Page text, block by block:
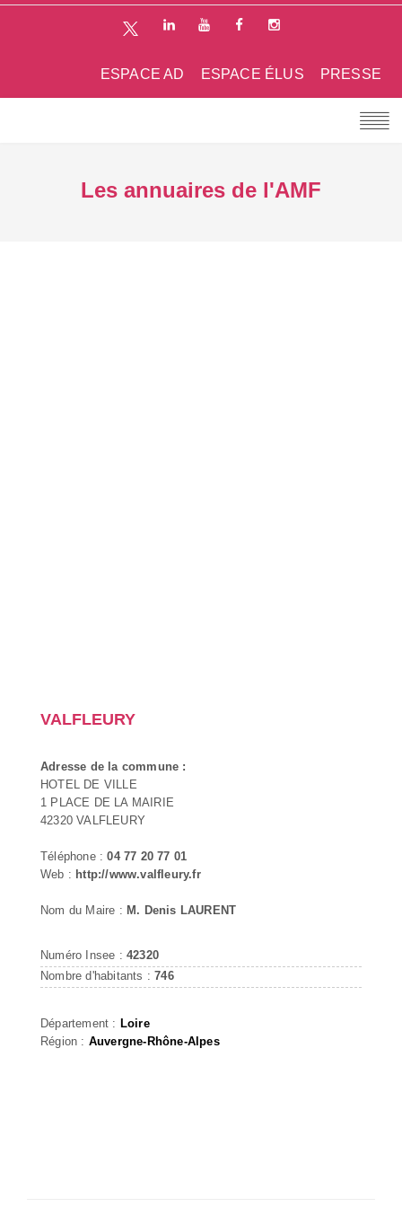
PRESSE
ESPACE ÉLUS
ESPACE AD
Les annuaires de l'AMF
VALFLEURY
Adresse de la commune :
HOTEL DE VILLE
1 PLACE DE LA MAIRIE
42320 VALFLEURY
Téléphone :04 77 20 77 01
Web : http://www.valfleury.fr
Nom du Maire : M. Denis LAURENT
Numéro Insee : 42320
Nombre d'habitants :746
Département : Loire
Région : Auvergne-Rhône-Alpes